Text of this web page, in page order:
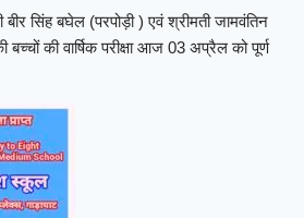
बीर सिंह बघेल (परपोड़ी ) एवं श्रीमती जामवंतिन
बच्चों की वार्षिक परीक्षा आज 03 अप्रैल को पूर्ण